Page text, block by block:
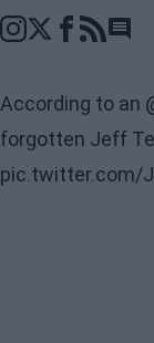
Go to
According to an
forgotten Jeff
pic.twitter.com/